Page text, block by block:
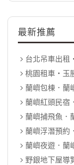
最新推薦
台北吊車出租
桃園租車‧玉
蘭嶼包棟．蘭
蘭嶼紅頭民宿
蘭嶼捕飛魚．
蘭嶼浮潛預約
蘭嶼夜遊．蘭
野銀地下屋導